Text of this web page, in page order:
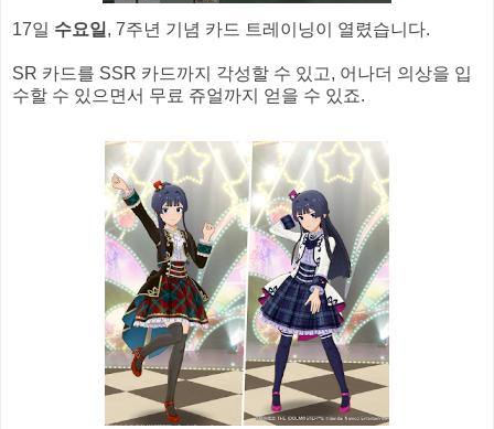
17일 수요일 , 7주년 기념 카드 트레이닝이 열렸습니다.
SR 카드를 SSR 카드까지 각성할 수 있고, 어나더 의상을 입
수할 수 있으면서 무료 쥬얼까지 얻을 수 있죠.